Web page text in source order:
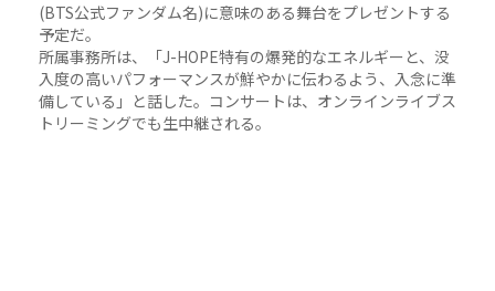
(BTS公式ファンダム名)に意味のある舞台をプレゼントする
予定だ。
所属事務所は、「J-HOPE特有の爆発的なエネルギーと、没
入度の高いパフォーマンスが鮮やかに伝わるよう、入念に準
備している」と話した。コンサートは、オンラインライブス
トリーミングでも生中継される。